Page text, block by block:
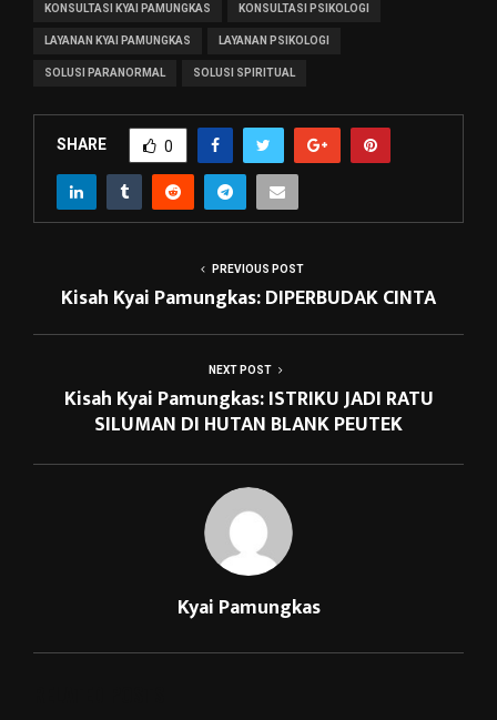
KONSULTASI KYAI PAMUNGKAS KONSULTASI PSIKOLOGI
LAYANAN KYAI PAMUNGKAS LAYANAN PSIKOLOGI
SOLUSI PARANORMAL SOLUSI SPIRITUAL
SHARE 0
PREVIOUS POST
Kisah Kyai Pamungkas: DIPERBUDAK CINTA
NEXT POST
Kisah Kyai Pamungkas: ISTRIKU JADI RATU
SILUMAN DI HUTAN BLANK PEUTEK
Kyai Pamungkas